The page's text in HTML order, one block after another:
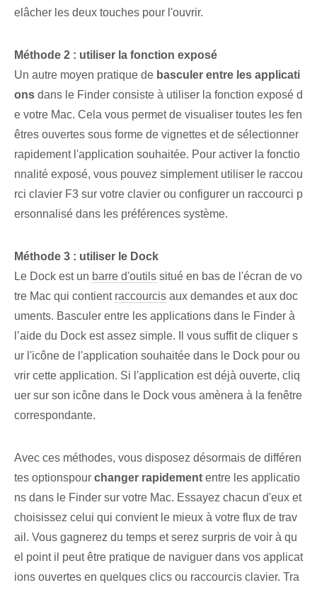
elâcher les deux touches⁢ pour l'ouvrir.
Méthode 2 : utiliser la fonction exposé
Un autre moyen pratique de basculer entre les applicati
ons dans ‌le Finder‍ consiste à utiliser la fonction ⁤exposé d
e votre ‌Mac. Cela vous permet de visualiser toutes les fen
êtres ouvertes sous forme de vignettes et de sélectionner
rapidement l'application souhaitée. Pour activer la fonctio
nnalité exposé, vous pouvez simplement utiliser le raccou
rci clavier F3 sur votre clavier ou configurer un raccourci p
ersonnalisé dans les préférences système.
Méthode 3 : utiliser le Dock
Le ‌Dock est un barre d'outils situé en bas de l'écran de vo
tre Mac qui contient raccourcis aux demandes et aux doc
uments. Basculer entre les applications dans le Finder à
l’aide du Dock est assez simple. Il vous suffit de cliquer s
ur l'icône de l'application souhaitée dans le Dock pour ou
vrir cette application. Si l'application est déjà ouverte, cliq
uer sur son icône dans le Dock⁣ vous amènera à la fenêtre
correspondante.
Avec ces méthodes, vous disposez désormais de différen
tes options⁢pour changer rapidement entre les applicatio
ns dans le Finder sur votre Mac. Essayez chacun d'eux et
choisissez celui qui convient le mieux à votre flux de trav
ail. Vous gagnerez du temps et serez surpris de voir à qu
el point il peut être pratique de naviguer dans vos applicat
ions ouvertes en quelques clics ou raccourcis clavier. Tra